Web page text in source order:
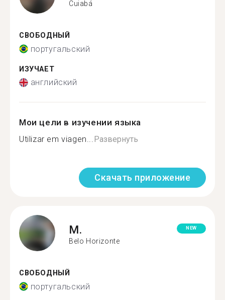
Cuiabá
СВОБОДНЫЙ
португальский
ИЗУЧАЕТ
английский
Мои цели в изучении языка
Utilizar em viagen...Развернуть
Скачать приложение
M.
Belo Horizonte
NEW
СВОБОДНЫЙ
португальский